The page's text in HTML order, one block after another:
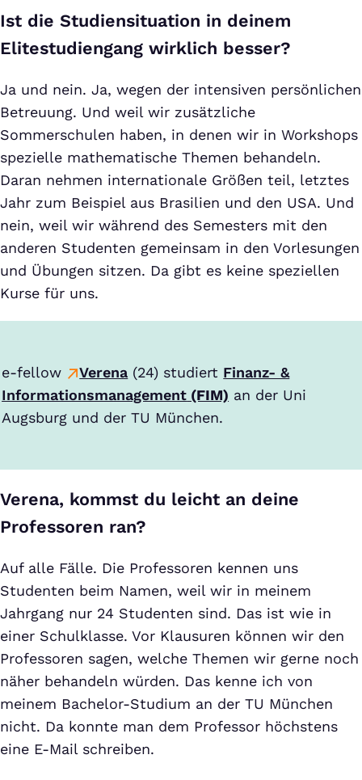
Ist die Studiensituation in deinem
Elitestudiengang wirklich besser?
Ja und nein. Ja, wegen der intensiven persönlichen
Betreuung. Und weil wir zusätzliche
Sommerschulen haben, in denen wir in Workshops
spezielle mathematische Themen behandeln.
Daran nehmen internationale Größen teil, letztes
Jahr zum Beispiel aus Brasilien und den USA. Und
nein, weil wir während des Semesters mit den
anderen Studenten gemeinsam in den Vorlesungen
und Übungen sitzen. Da gibt es keine speziellen
Kurse für uns.
e-fellow Verena (24) studiert Finanz- &
Informationsmanagement (FIM) an der Uni
Augsburg und der TU München.
Verena, kommst du leicht an deine
Professoren ran?
Auf alle Fälle. Die Professoren kennen uns
Studenten beim Namen, weil wir in meinem
Jahrgang nur 24 Studenten sind. Das ist wie in
einer Schulklasse. Vor Klausuren können wir den
Professoren sagen, welche Themen wir gerne noch
näher behandeln würden. Das kenne ich von
meinem Bachelor-Studium an der TU München
nicht. Da konnte man dem Professor höchstens
eine E-Mail schreiben.